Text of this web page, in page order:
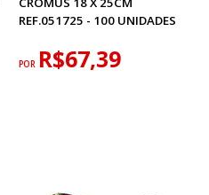
REF.051725 - 100 UNIDADES
POR R$67,39